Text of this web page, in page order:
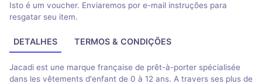
Isto é um voucher. Enviaremos por e-mail instruções para
resgatar seu item.
DETALHES TERMOS & CONDIÇÕES
Jacadi est une marque française de prêt-à-porter spécialisée
dans les vêtements d'enfant de 0 à 12 ans. A travers ses plus de